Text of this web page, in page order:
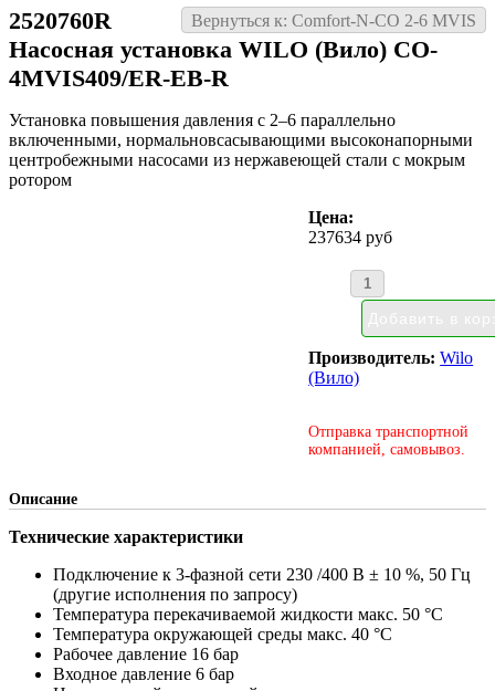
Вернуться к: Comfort-N-CO 2-6 MVIS
2520760R
Насосная установка WILO (Вило) CO-
4MVIS409/ER-EB-R
Установка повышения давления с 2–6 параллельно
включенными, нормальновсасывающими высоконапорными
центробежными насосами из нержавеющей стали с мокрым
ротором
Цена:
237634 руб
Производитель:Wilo
(Вило)
Отправка транспортной
компанией, самовывоз.
Описание
Технические характеристики
Подключение к 3-фазной сети 230 /400 В ± 10 %, 50 Гц
(другие исполнения по запросу)
Температура перекачиваемой жидкости макс. 50 °C
Температура окружающей среды макс. 40 °C
Рабочее давление 16 бар
Входное давление 6 бар